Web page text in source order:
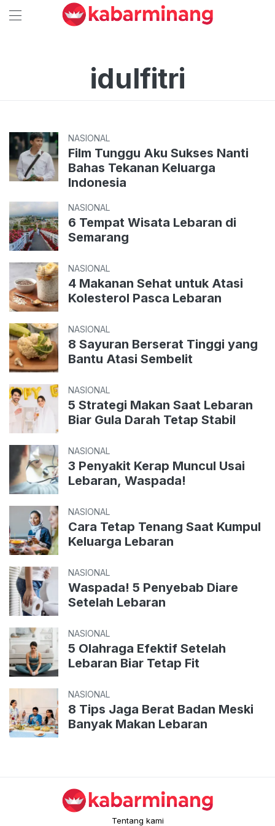
idulfitri
NASIONAL
Film Tunggu Aku Sukses Nanti
Bahas Tekanan Keluarga
Indonesia
NASIONAL
6 Tempat Wisata Lebaran di
Semarang
NASIONAL
4 Makanan Sehat untuk Atasi
Kolesterol Pasca Lebaran
NASIONAL
8 Sayuran Berserat Tinggi yang
Bantu Atasi Sembelit
NASIONAL
5 Strategi Makan Saat Lebaran
Biar Gula Darah Tetap Stabil
NASIONAL
3 Penyakit Kerap Muncul Usai
Lebaran, Waspada!
NASIONAL
Cara Tetap Tenang Saat Kumpul
Keluarga Lebaran
NASIONAL
Waspada! 5 Penyebab Diare
Setelah Lebaran
NASIONAL
5 Olahraga Efektif Setelah
Lebaran Biar Tetap Fit
NASIONAL
8 Tips Jaga Berat Badan Meski
Banyak Makan Lebaran
Tentang kami